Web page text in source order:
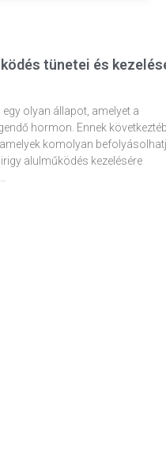
tünetei és
olyan állapot, amelyet a
hormon. Ennek
komolyan
alulműködés kezelésére